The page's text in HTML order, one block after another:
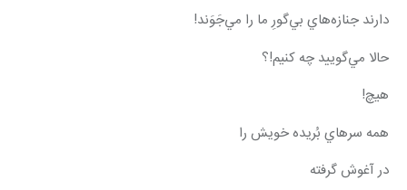
دارند جنازه‌هاي بي‌گورِ ما را مي‌جَوَند!
حالا مي‌گوييد چه كنيم!؟
هيچ!
همه سرهاي بُريده خويش را
در آغوش گرفته